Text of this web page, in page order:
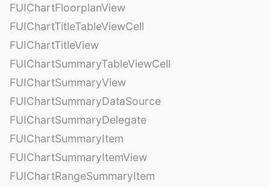
FUIChartFloorplanView
FUIChartTitleTableViewCell
FUIChartTitleView
FUIChartSummaryTableViewCell
FUIChartSummaryView
FUIChartSummaryDataSource
FUIChartSummaryDelegate
FUIChartSummaryItem
FUIChartSummaryItemView
FUIChartRangeSummaryItem